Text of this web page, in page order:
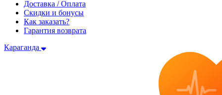
Доставка / Оплата
Скидки и бонусы
Как заказать?
Гарантия возврата
Караганда